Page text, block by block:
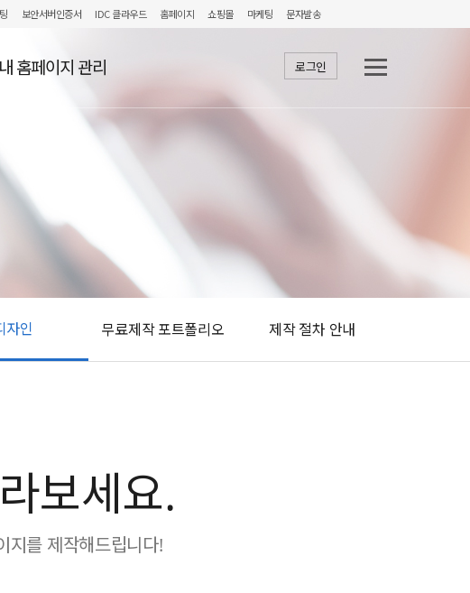
보안서버인증서 IDC 클라우드 홈페이지 쇼핑몰 마케팅 문자발송
내 홈페이지 관리 로그인
자인 무료제작 포트폴리오 제작 절차 안내
보세요.
지를 제작해드립니다!